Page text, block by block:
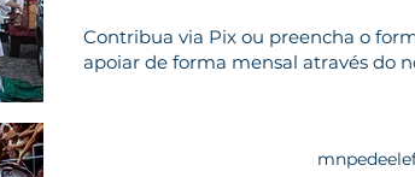
Contribua via Pix ou preencha o
apoiar de forma mensal através do